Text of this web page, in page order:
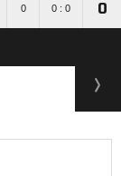
0 0 : 0 0